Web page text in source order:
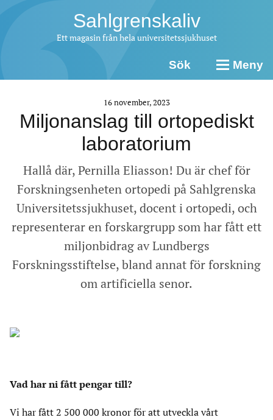
Sahlgrenskaliv
Ett magasin från hela universitetssjukhuset
Sök Meny
16 november, 2023
Miljonanslag till ortopediskt
laboratorium
Hallå där, Pernilla Eliasson! Du är chef för
Forskningsenheten ortopedi på Sahlgrenska
Universitetssjukhuset, docent i ortopedi, och
representerar en forskargrupp som har fått ett
miljonbidrag av Lundbergs
Forskningsstiftelse, bland annat för forskning
om artificiella senor.
Vad har ni fått pengar till?
Vi har fått 2 500 000 kronor för att utveckla vårt